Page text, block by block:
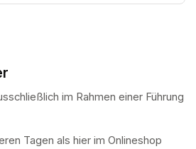
im Rahmen einer Führung
Tagen als hier im Onlineshop